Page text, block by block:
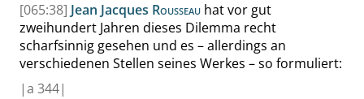
[065:38] Jean Jacques Rousseau hat vor gut
zweihundert Jahren dieses Dilemma recht
scharfsinnig gesehen und es – allerdings an
verschiedenen Stellen seines Werkes – so formuliert:
|a 344|